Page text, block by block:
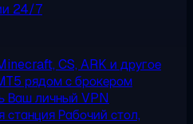
24/7
CS, ARK и другое
рядом с брокером
Ваш личный VPN
станцияРабочий стол,